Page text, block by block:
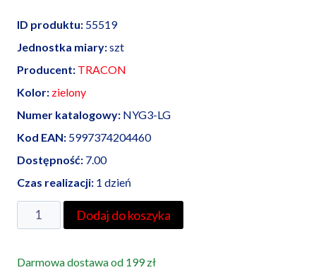
ID produktu: 55519
Jednostka miary:szt
Producent: TRACON
Kolor: zielony
Numer katalogowy: NYG3-LG
Kod EAN: 5997374204460
Dostępność: 7.00
Czas realizacji: 1 dzień
ilość
Przycisk
zielony
Dodaj do koszyka
Darmowa dostawa od 199 zł